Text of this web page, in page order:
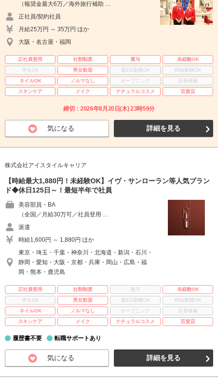
（報奨金最大6万／海外旅行補助 …
正社員/契約社員
月給25万円 ～ 35万円 ほか
大阪・名古屋・福岡
正社員登用 社割制度 賞与
未経験OK
学生OK
男女歓迎 週3日勤務OK
時短勤務OK
ネイルOK
ノルマなし オープニング
店長候補
スキンケア
メイク ナチュラルコスメ 百貨店
締切：2026年8月20日(木) 23時59分
気になる 詳細を見る
株式会社アイスタイルキャリア
【時給最大1,880円！未経験OK】イヴ・サンローラン等人気ブラン
ド◆休日125日～！最短半年で社員
美容部員・BA
（全国／月給30万可／社員登用 …
派遣
時給1,600円 ～ 1,880円 ほか
東京・埼玉・千葉・神奈川・北海道・新潟・石川・
静岡・愛知・大阪・京都・兵庫・岡山・広島・福
岡・熊本・鹿児島
正社員登用 社割制度 賞与
未経験OK
学生OK
男女歓迎 週3日勤務OK
時短勤務OK
ネイルOK
ノルマなし オープニング
店長候補
スキンケア
メイク ナチュラルコスメ 百貨店
履歴書不要 転職サポートあり
気になる 詳細を見る